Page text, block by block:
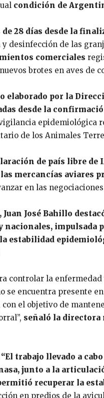
condición de
28 días desde la
desinfección de las
comerciales
brotes en aves
elaborado por la
desde la
epidemiológica
de los Animales
de país libre de
mercancías aviares
en las
José Bahillo
impulsada
estabilidad
controlar la
se encuentra presente
el objetivo de
señaló la directora
trabajo llevado a
junto a la
recuperar la
en predios de la